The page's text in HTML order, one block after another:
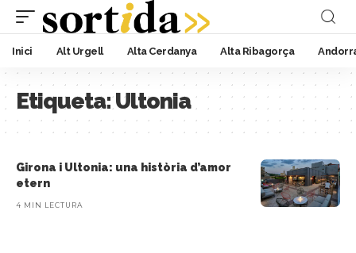
Inici Alt Urgell Alta Cerdanya Alta Ribagorça
Etiqueta:Ultonia
Girona i Ultonia: una història d’amor
etern
4 MIN LECTURA